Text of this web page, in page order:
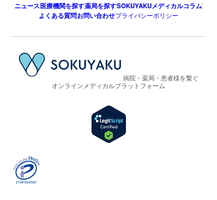
ニュース医療機関を探す薬局を探すSOKUYAKUメディカルコラム
よくある質問お問い合わせプライバシーポリシー
病院・薬局・患者様を繋ぐ
オンラインメディカルプラットフォーム